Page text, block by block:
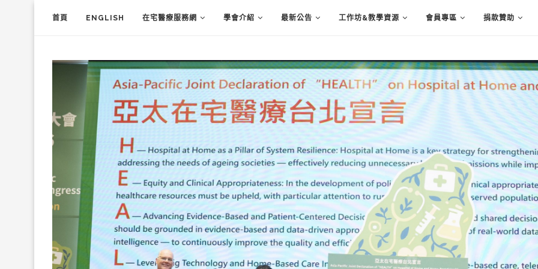
首頁 ENGLISH 在宅醫療服務網 學會介紹 最新公告 工作坊&教學資源 會員專區 捐款贊助